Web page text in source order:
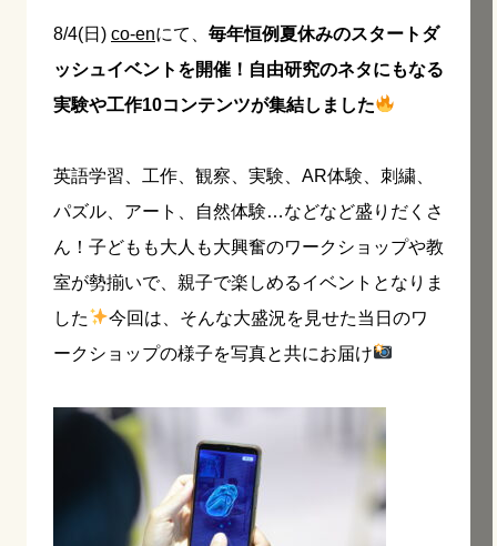
8/4(日 ) co-enにて、 毎年恒例夏休みのスタートダ
ッシュイベントを開催！自由研究のネタにもなる
実験や工作10コンテンツが集結しました
英語学習、工作、観察、実験、AR体験、刺繍、
パズル、アート、自然体験…などなど盛りだくさ
ん！子どもも大人も大興奮のワークショップや教
室が勢揃いで、親子で楽しめるイベントとなりま
した
今回は、そんな大盛況を見せた当日のワ
ークショップの様子を写真と共にお届け